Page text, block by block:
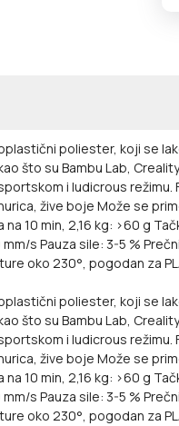
poliester, koji se
što su Bambu Lab, Creality
i ludicrous režimu.
žive boje Može se
10 min, 2,16 kg: >60 g
s Pauza sile: 3-5 %
oko 230°, pogodan za
poliester, koji se
su Bambu Lab, Creality
i ludicrous
žive boje Može se
10 min, 2,16 kg: >60 g
s Pauza sile: 3-5 %
oko 230°, pogodan za